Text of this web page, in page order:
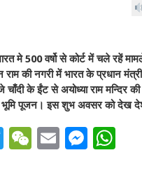
मे 500 वर्षो से कोर्ट में चले रहें
राम की नगरी में भारत के प्रधान
के ईंट से अयोध्या राम मन्दिर की
पूजन। इस शुभ अवसर को देख देश
T
W
E
M